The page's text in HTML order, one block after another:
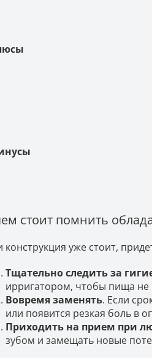
стоит помнить
конструкция уже стоит,
Тщательно следить за
ирригатором, чтобы пища не
Вовремя заменять. Если
или появится резкая боль в
Приходить на прием при
зубом и замещать новые